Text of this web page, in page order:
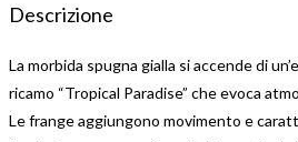
Descrizione
La morbida spugna gialla si accende di
ricamo “Tropical Paradise” che evoca
Le frange aggiungono movimento e